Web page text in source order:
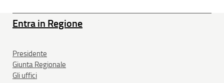
Entra in Regione
Presidente
Giunta Regionale
Gli uffici